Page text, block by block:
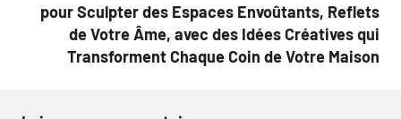
pour Sculpter des Espaces Envoûtants, Reflets
de Votre Âme, avec des Idées Créatives qui
Transforment Chaque Coin de Votre Maison